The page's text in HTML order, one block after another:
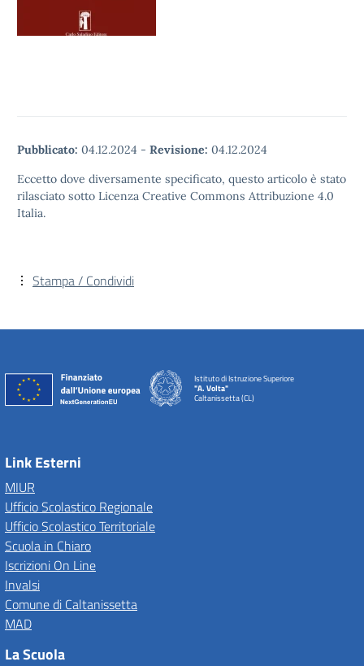
Pubblicato: 04.12.2024 - Revisione: 04.12.2024
Eccetto dove diversamente specificato, questo articolo è stato
rilasciato sotto Licenza Creative Commons Attribuzione 4.0
Italia.
Stampa / Condividi
Istituto di Istruzione Superiore
"A. Volta"
Caltanissetta (CL)
Link Esterni
MIUR
Ufficio Scolastico Regionale
Ufficio Scolastico Territoriale
Scuola in Chiaro
Iscrizioni On Line
Invalsi
Comune di Caltanissetta
MAD
La Scuola